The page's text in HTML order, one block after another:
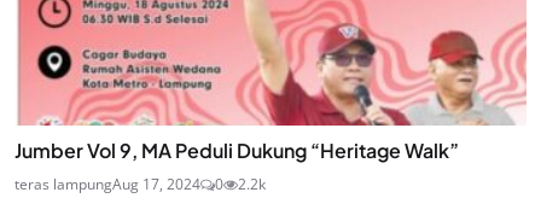
Jumber Vol 9, MA Peduli Dukung “Heritage Walk”
teras lampungAug 17, 2024 0 2.2k